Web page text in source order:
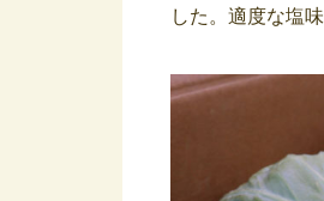
した。適度な塩